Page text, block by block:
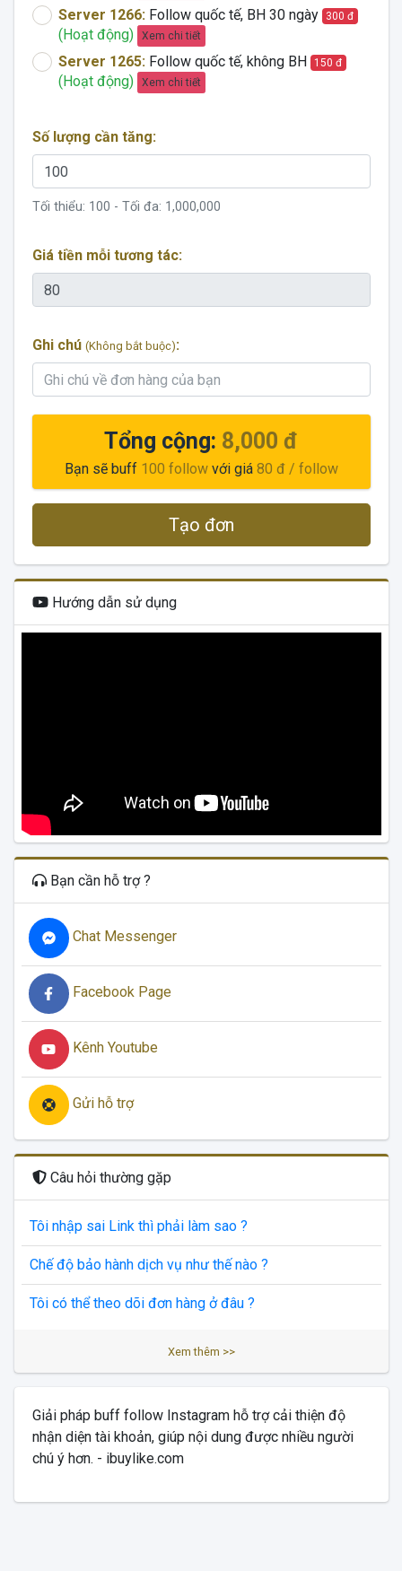
Server 1266:Follow quốc tế, BH 30 ngày 300 đ
(Hoạt động) Xem chi tiết
Server 1265:Follow quốc tế, không BH 150 đ
(Hoạt động) Xem chi tiết
Số lượng cần tăng:
Tối thiểu: 100 - Tối đa: 1,000,000
Giá tiền mỗi tương tác:
Ghi chú (Không bắt buộc):
Tổng cộng: 8,000 đ
Bạn sẽ buff 100 followvới giá 80 đ/ follow
Tạo đơn
Hướng dẫn sử dụng
Bạn cần hỗ trợ ?
Chat Messenger
Facebook Page
Kênh Youtube
Gửi hỗ trợ
Câu hỏi thường gặp
Tôi nhập sai Link thì phải làm sao ?
Chế độ bảo hành dịch vụ như thế nào ?
Tôi có thể theo dõi đơn hàng ở đâu ?
Xem thêm >>
Giải pháp buff follow Instagram hỗ trợ cải thiện độ
nhận diện tài khoản, giúp nội dung được nhiều người
chú ý hơn. - ibuylike.com